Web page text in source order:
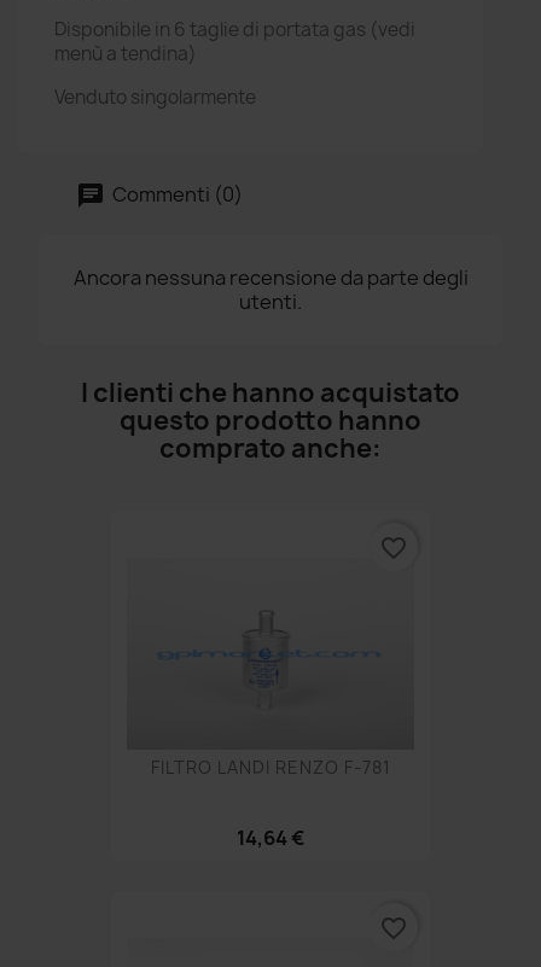
Disponibile in 6 taglie di portata gas (vedi
menù a tendina)
Venduto singolarmente
Commenti (0)
Ancora nessuna recensione da parte degli
utenti.
I clienti che hanno acquistato
questo prodotto hanno
comprato anche:
FILTRO LANDI RENZO F-781
14,64 €
favorite_border
favorite_border